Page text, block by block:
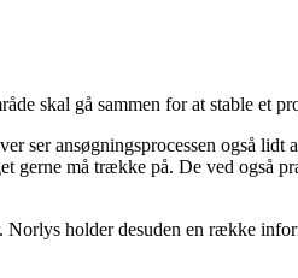
skal gå sammen for at stable et
ser ansøgningsprocessen også
gerne må trække på. De ved også
Norlys holder desuden en række